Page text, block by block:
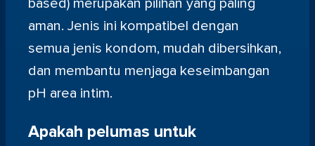
aman. Jenis ini kompatibel dengan
semua jenis kondom, mudah dibersihkan,
dan membantu menjaga keseimbangan
pH area intim.
Apakah pelumas untuk